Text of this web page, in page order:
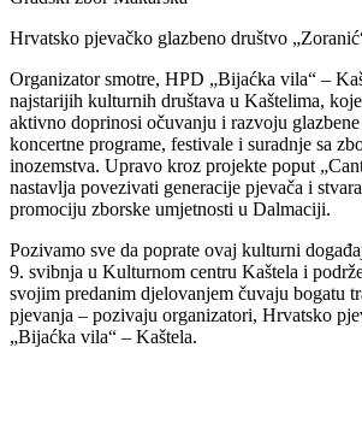
Hrvatsko pjevačko glazbeno društvo
Organizator smotre, HPD „Bijaćka vila“ –
najstarijih kulturnih društava u Kaštelima,
aktivno doprinosi očuvanju i razvoju
koncertne programe, festivale i suradnje sa
inozemstva. Upravo kroz projekte poput
nastavlja povezivati generacije pjevača i
promociju zborske umjetnosti u Dalmaciji.
Pozivamo sve da poprate ovaj kulturni
9. svibnja u Kulturnom centru Kaštela i
svojim predanim djelovanjem čuvaju bogatu
pjevanja – pozivaju organizatori, Hrvatsko
„Bijaćka vila“ – Kaštela.